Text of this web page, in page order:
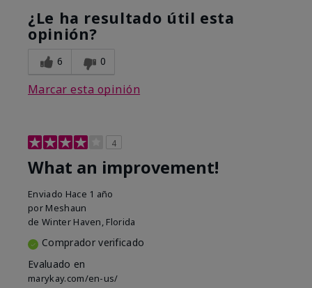
¿Le ha resultado útil esta
opinión?
6 0
Marcar esta opinión
4
What an improvement!
Enviado Hace 1 año
por Meshaun
de Winter Haven, Florida
Comprador verificado
Evaluado en
marykay.com/en-us/